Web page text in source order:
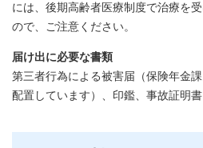
には、後期高齢者医療制度で治療を
ので、ご注意ください。
届け出に必要な書類
第三者行為による被害届（保険年金
配置しています）、印鑑、事故証明書